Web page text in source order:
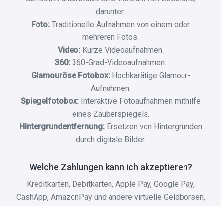
darunter:
Foto: Traditionelle Aufnahmen von einem oder
mehreren Fotos.
Video:Kurze Videoaufnahmen.
360: 360-Grad-Videoaufnahmen.
Glamouröse Fotobox:Hochkarätige Glamour-
Aufnahmen.
Spiegelfotobox:Interaktive Fotoaufnahmen mithilfe
eines Zauberspiegels.
Hintergrundentfernung:Ersetzen von Hintergründen
durch digitale Bilder.
Welche Zahlungen kann ich akzeptieren?
Kreditkarten, Debitkarten, Apple Pay, Google Pay,
CashApp, AmazonPay und andere virtuelle Geldbörsen,